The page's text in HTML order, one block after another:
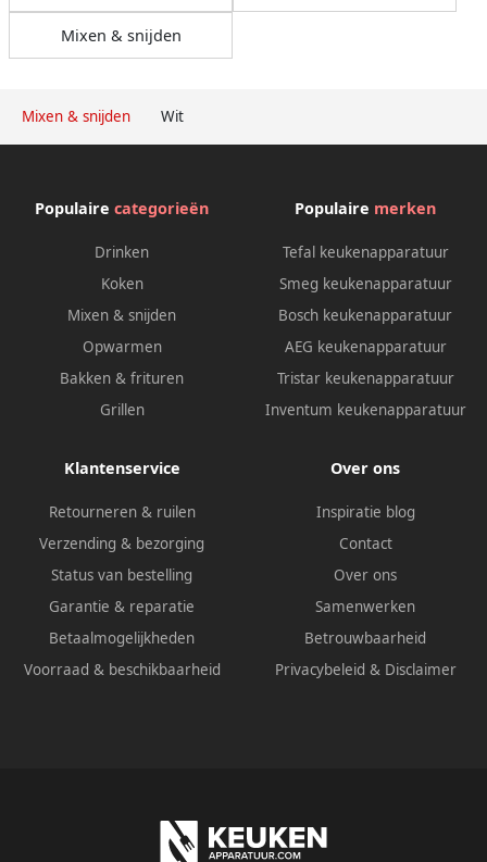
Mixen & snijden Wit
Mixen & snijden
Populaire categorieën
Drinken
Koken
Mixen & snijden
Opwarmen
Bakken & frituren
Grillen
Populaire merken
Tefal keukenapparatuur
Smeg keukenapparatuur
Bosch keukenapparatuur
AEG keukenapparatuur
Tristar keukenapparatuur
Inventum keukenapparatuur
Klantenservice
Retourneren & ruilen
Verzending & bezorging
Status van bestelling
Garantie & reparatie
Betaalmogelijkheden
Voorraad & beschikbaarheid
Over ons
Inspiratie blog
Contact
Over ons
Samenwerken
Betrouwbaarheid
Privacybeleid & Disclaimer